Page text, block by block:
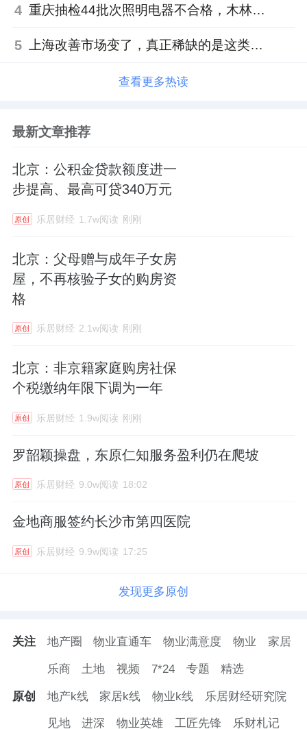
4 重庆抽检44批次照明电器不合格，木林森全资子公司被点名
5 上海改善市场变了，真正稀缺的是这类社区
查看更多热读
最新文章推荐
北京：公积金贷款额度进一
步提高、最高可贷340万元
原创 乐居财经 1.7w阅读 刚刚
北京：父母赠与成年子女房
屋，不再核验子女的购房资
格
原创 乐居财经 2.1w阅读 刚刚
北京：非京籍家庭购房社保
个税缴纳年限下调为一年
原创 乐居财经 1.9w阅读 刚刚
罗韶颖操盘，东原仁知服务盈利仍在爬坡
原创 乐居财经 9.0w阅读 18:02
金地商服签约长沙市第四医院
原创 乐居财经 9.9w阅读 17:25
发现更多原创
关注 地产圈 物业直通车 物业满意度 物业 家居
乐商 土地 视频 7*24 专题 精选
原创 地产k线 家居k线 物业k线 乐居财经研究院
见地 进深 物业英雄 工匠先锋 乐财札记